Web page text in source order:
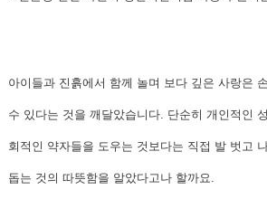
아이들과 진흙에서 함께 놀며 보다 깊은 사랑은
수 있다는 것을 깨달았습니다. 단순히 개인적인
회적인 약자들을 도우는 것보다는 직접 발 벗고
돕는 것의 따뜻함을 알았다고나 할까요.